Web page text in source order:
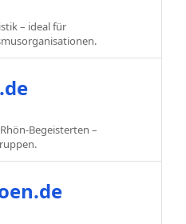
– ideal für
Begeisterten –